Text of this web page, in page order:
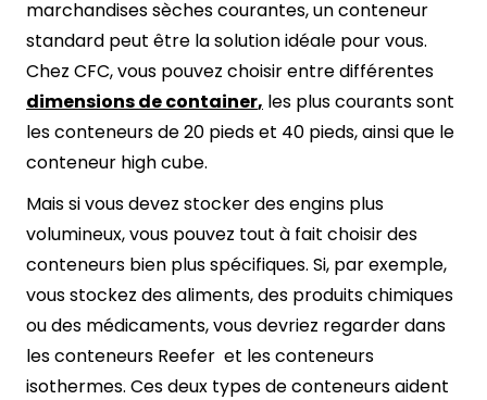
marchandises sèches courantes, un conteneur
standard peut être la solution idéale pour vous.
Chez CFC, vous pouvez choisir entre différentes
dimensions de container, les plus courants sont
les conteneurs de 20 pieds et 40 pieds, ainsi que le
conteneur high cube.
Mais si vous devez stocker des engins plus
volumineux, vous pouvez tout à fait choisir des
conteneurs bien plus spécifiques. Si, par exemple,
vous stockez des aliments, des produits chimiques
ou des médicaments, vous devriez regarder dans
les conteneurs Reefer et les conteneurs
isothermes. Ces deux types de conteneurs aident